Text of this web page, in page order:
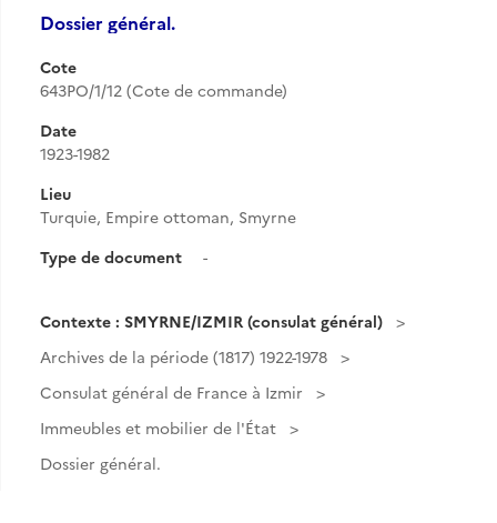
Dossier général.
Cote
643PO/1/12 (Cote de commande)
Date
1923-1982
Lieu
Turquie, Empire ottoman, Smyrne
Type de document
-
Contexte : SMYRNE/IZMIR (consulat général)
Archives de la période (1817) 1922-1978
Consulat général de France à Izmir
Immeubles et mobilier de l'État
Dossier général.